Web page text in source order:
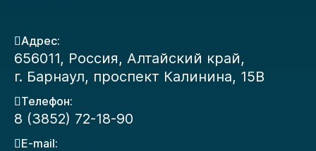
Адрес:
656011, Россия, Алтайский край,
г. Барнаул, проспект Калинина, 15В
Телефон:
8 (3852) 72-18-90
E-mail: